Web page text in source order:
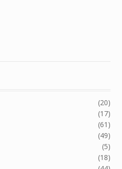
(20)
(17)
(61)
(49)
(5)
(18)